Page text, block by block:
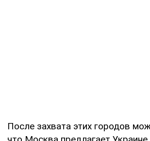
После захвата этих городов